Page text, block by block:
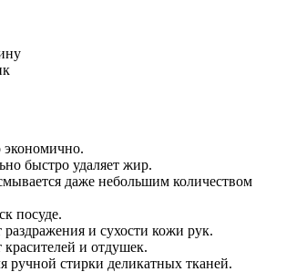
быстро удаляет жир.
даже небольшим количеством
посуде.
и сухости кожи рук.
и отдушек.
ручной стирки деликатных тканей.